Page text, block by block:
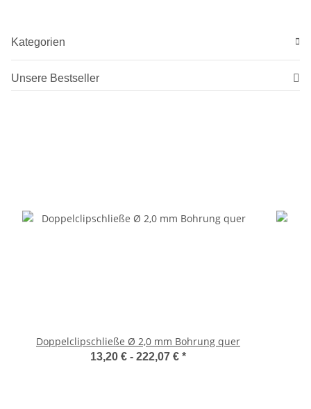
Kategorien
Unsere Bestseller
Doppelclipschließe Ø 2,0 mm Bohrung quer
13,20 € - 222,07 € *